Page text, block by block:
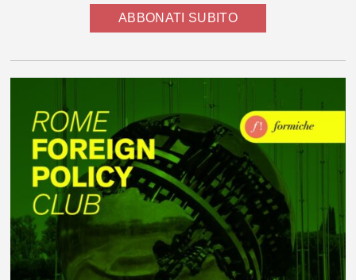
ABBONATI SUBITO